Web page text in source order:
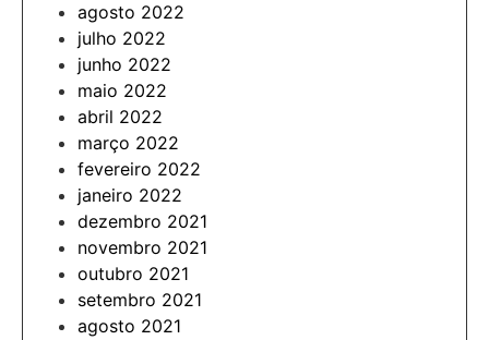
agosto 2022
julho 2022
junho 2022
maio 2022
abril 2022
março 2022
fevereiro 2022
janeiro 2022
dezembro 2021
novembro 2021
outubro 2021
setembro 2021
agosto 2021